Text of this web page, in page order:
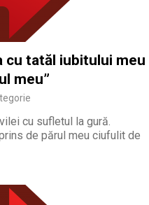
cu tatăl iubitului meu
meu”
cu sufletul la gură.
de părul meu ciufulit de